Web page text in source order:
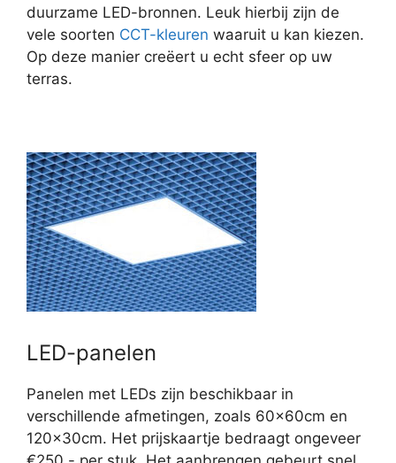
duurzame LED-bronnen. Leuk hierbij zijn de
vele soorten CCT-kleuren waaruit u kan kiezen.
Op deze manier creëert u echt sfeer op uw
terras.
LED-panelen
Panelen met LEDs zijn beschikbaar in
verschillende afmetingen, zoals 60x60cm en
120x30cm. Het prijskaartje bedraagt ongeveer